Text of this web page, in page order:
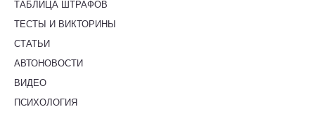
ТАБЛИЦА ШТРАФОВ
ТЕСТЫ И ВИКТОРИНЫ
СТАТЬИ
АВТОНОВОСТИ
ВИДЕО
ПСИХОЛОГИЯ